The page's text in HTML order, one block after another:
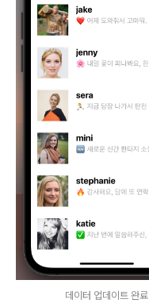
데이터 업데이트 완료